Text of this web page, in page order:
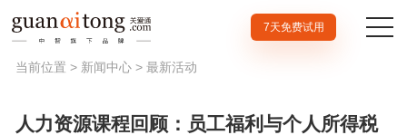
7天免费试用
当前位置 > 新闻中心 > 最新活动
人力资源课程回顾：员工福利与个人所得税